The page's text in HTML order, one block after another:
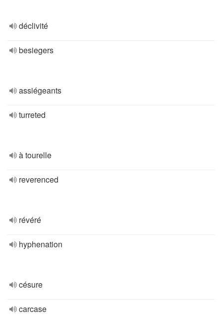
déclivité
besiegers
assiégeants
turreted
à tourelle
reverenced
révéré
hyphenation
césure
carcase